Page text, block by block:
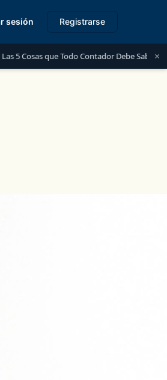
Contador Debe Saber sobre el ×
sesión Registrarse